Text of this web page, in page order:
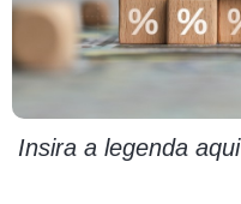
Insira a legenda aqui